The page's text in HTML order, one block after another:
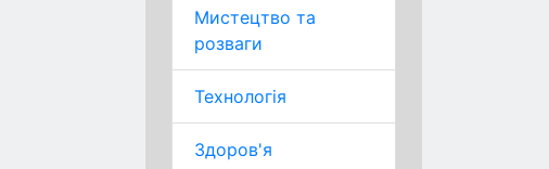
Мистецтво та
розваги
Технологія
Здоров'я